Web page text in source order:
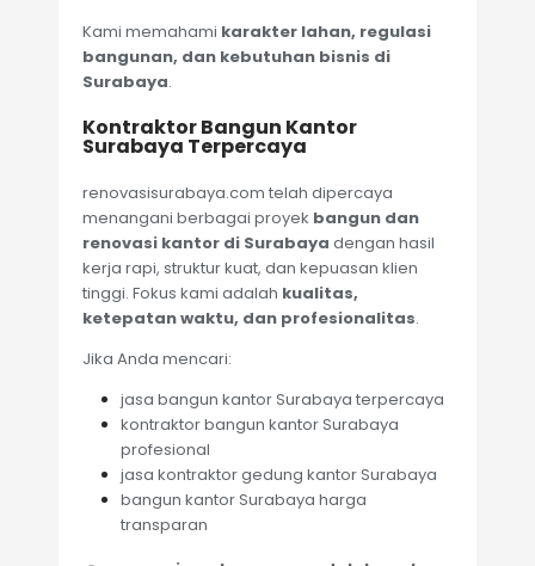
Kami memahami karakter lahan, regulasi
bangunan, dan kebutuhan bisnis di
Surabaya.
Kontraktor Bangun Kantor
Surabaya Terpercaya
renovasisurabaya.com telah dipercaya
menangani berbagai proyek bangun dan
renovasi kantor di Surabaya dengan hasil
kerja rapi, struktur kuat, dan kepuasan klien
tinggi. Fokus kami adalah kualitas,
ketepatan waktu, dan profesionalitas.
Jika Anda mencari:
jasa bangun kantor Surabaya terpercaya
kontraktor bangun kantor Surabaya
profesional
jasa kontraktor gedung kantor Surabaya
bangun kantor Surabaya harga
transparan